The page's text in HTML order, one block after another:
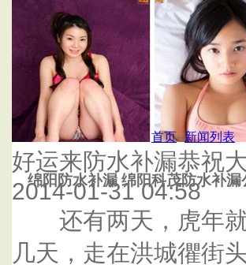
绵阳防水补漏 绵阳科茂防水补漏
杭州泰鑫防水补漏公司
首页--新闻列表
好运来防水补漏恭祝
2014-01-31
还有两天，虎年就
几天，走在洪城忂街